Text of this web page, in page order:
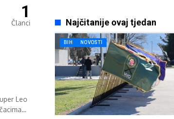
1
Članci
Leo
Najčitanije ovaj tjedan
BIH NOVOSTI